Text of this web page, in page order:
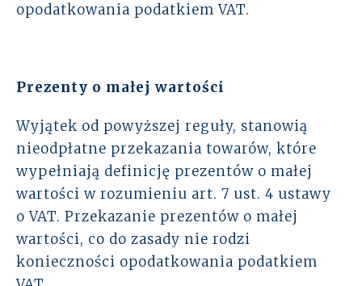
opodatkowania podatkiem VAT.
Prezenty o małej wartości
Wyjątek od powyższej reguły, stanowią
nieodpłatne przekazania towarów, które
wypełniają definicję prezentów o małej
wartości w rozumieniu art. 7 ust. 4 ustawy
o VAT. Przekazanie prezentów o małej
wartości, co do zasady nie rodzi
konieczności opodatkowania podatkiem